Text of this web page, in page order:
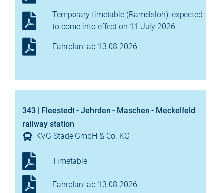
Temporary timetable (Ramelsloh): expected
to come into effect on 11 July 2026
Fahrplan: ab 13.08.2026
343 | Fleestedt - Jehrden - Maschen - Meckelfeld
railway station
KVG Stade GmbH & Co. KG
Timetable
Fahrplan: ab 13.08.2026